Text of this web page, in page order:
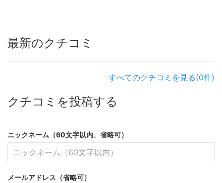
最新のクチコミ
すべてのクチコミを見る(0件)
クチコミを投稿する
ニックネーム（60文字以内、省略可）
メールアドレス（省略可）